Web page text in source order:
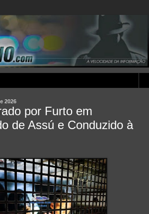
2026
por Furto em
de Assú e Conduzido à